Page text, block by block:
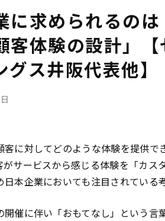
に求められるの
客体験の設計」
ス井阪代表他】
客に対してどのような体験を提供で
サービスから感じる体験を「カス
本企業においても注目されている
開催に伴い「おもてなし」という